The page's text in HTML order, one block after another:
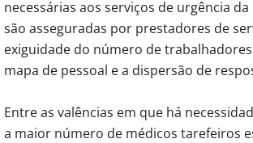
necessárias aos serviços de urgência da
são asseguradas por prestadores de
exiguidade do número de
mapa de pessoal e a dispersão de
Entre as valências em que há
a maior número de médicos tarefeiros